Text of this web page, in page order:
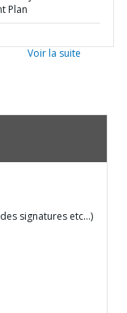
Plan
Voir la suite
signatures etc…)